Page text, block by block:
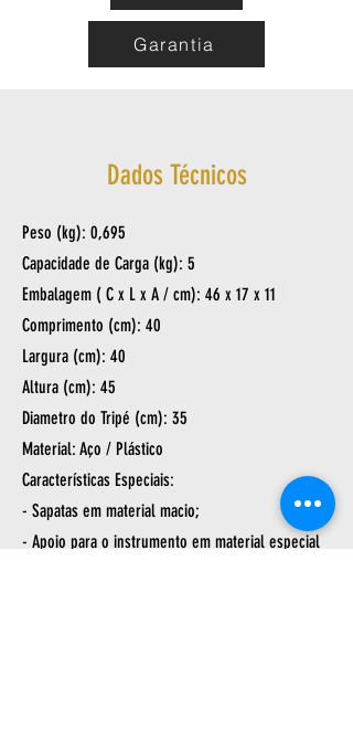
Garantia
Dados Técnicos
Peso (kg): 0,695
Capacidade de Carga (kg): 5
Embalagem ( C x L x A / cm): 46 x 17 x 11
Comprimento (cm): 40
Largura (cm): 40
Altura (cm): 45
Diametro do Tripé (cm): 35
Material: Aço / Plástico
Características Especiais:
- Sapatas em material macio;
- Apoio para o instrumento em material especial